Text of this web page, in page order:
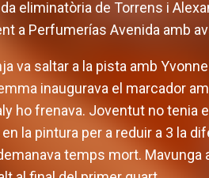
eliminatòria de Torrens i
a Perfumerías Avenida amb
va saltar a la pista amb
inaugurava el marcador
ho frenava. Joventut no tenia
la pintura per a reduir a 3 la
temps mort.